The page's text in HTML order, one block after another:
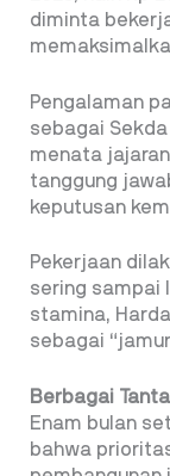
diminta
Pengalaman
sebagai
menata
tanggung
keputusan
Pekerjaan
sering sampai
stamina,
sebagai
Berbagai
Enam bulan
bahwa